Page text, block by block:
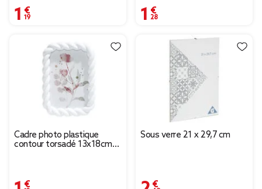
1,19 € 1,28 €
Cadre photo plastique
contour torsadé 13x18cm
1,12 €
Sous verre 21 x 29,7 cm
2,49 €